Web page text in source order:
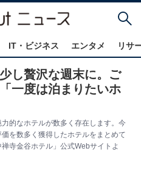
IT・ビジネス エンタメ リサ
し贅沢な週末に。ご
一度は泊まりたいホ
的なホテルが数多く存在します。今
を数多く獲得したホテルをまとめて
寺金谷ホテル」公式Webサイトよ